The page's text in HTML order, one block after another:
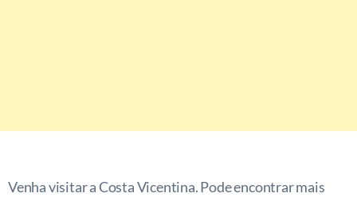
Venha visitar a Costa Vicentina. Pode encontrar mais